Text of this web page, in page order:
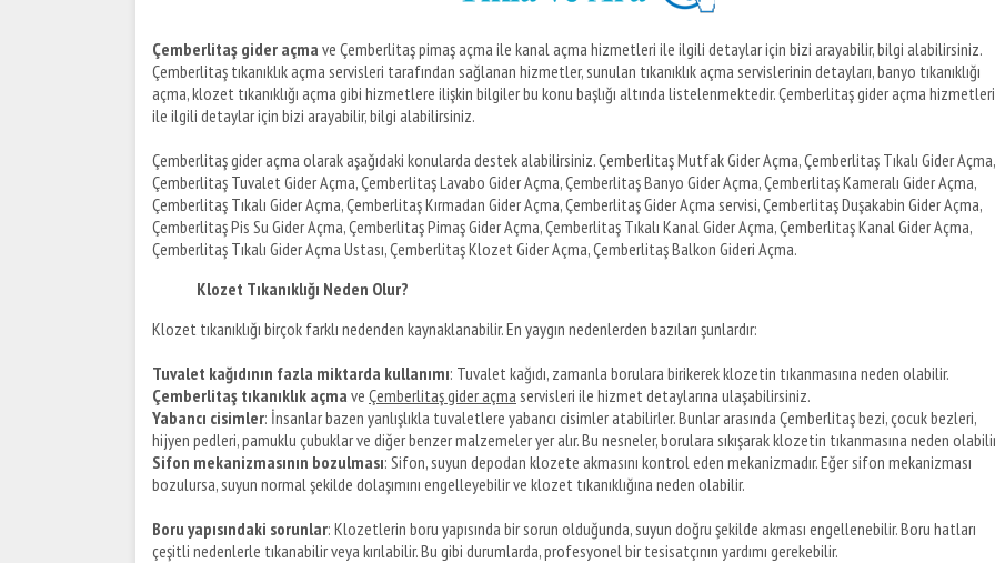
Çemberlitaş gider açma ve Çemberlitaş pimaş açma ile kanal açma hizmetleri ile ilgili detaylar için bizi arayabilir, bilgi alabilirsiniz.
Çemberlitaş tıkanıklık açma servisleri tarafından sağlanan hizmetler, sunulan tıkanıklık açma servislerinin detayları, banyo tıkanıklığı
açma, klozet tıkanıklığı açma gibi hizmetlere ilişkin bilgiler bu konu başlığı altında listelenmektedir. Çemberlitaş gider açma hizmetleri
ile ilgili detaylar için bizi arayabilir, bilgi alabilirsiniz.
Çemberlitaş gider açma olarak aşağıdaki konularda destek alabilirsiniz. Çemberlitaş Mutfak Gider Açma, Çemberlitaş Tıkalı Gider Açma,
Çemberlitaş Tuvalet Gider Açma, Çemberlitaş Lavabo Gider Açma, Çemberlitaş Banyo Gider Açma, Çemberlitaş Kameralı Gider Açma,
Çemberlitaş Tıkalı Gider Açma, Çemberlitaş Kırmadan Gider Açma, Çemberlitaş Gider Açma servisi, Çemberlitaş Duşakabin Gider Açma,
Çemberlitaş Pis Su Gider Açma, Çemberlitaş Pimaş Gider Açma, Çemberlitaş Tıkalı Kanal Gider Açma, Çemberlitaş Kanal Gider Açma,
Çemberlitaş Tıkalı Gider Açma Ustası, Çemberlitaş Klozet Gider Açma, Çemberlitaş Balkon Gideri Açma.
Klozet Tıkanıklığı Neden Olur?
Klozet tıkanıklığı birçok farklı nedenden kaynaklanabilir. En yaygın nedenlerden bazıları şunlardır:
Tuvalet kağıdının fazla miktarda kullanımı: Tuvalet kağıdı, zamanla borulara birikerek klozetin tıkanmasına neden olabilir.
Çemberlitaş tıkanıklık açma ve Çemberlitaş gider açma servisleri ile hizmet detaylarına ulaşabilirsiniz.
Yabancı cisimler: İnsanlar bazen yanlışlıkla tuvaletlere yabancı cisimler atabilirler. Bunlar arasında Çemberlitaş bezi, çocuk bezleri,
hijyen pedleri, pamuklu çubuklar ve diğer benzer malzemeler yer alır. Bu nesneler, borulara sıkışarak klozetin tıkanmasına neden
Sifon mekanizmasının bozulması: Sifon, suyun depodan klozete akmasını kontrol eden mekanizmadır. Eğer sifon mekanizması
bozulursa, suyun normal şekilde dolaşımını engelleyebilir ve klozet tıkanıklığına neden olabilir.
Boru yapısındaki sorunlar: Klozetlerin boru yapısında bir sorun olduğunda, suyun doğru şekilde akması engellenebilir. Boru hatları
çeşitli nedenlerle tıkanabilir veya kırılabilir. Bu gibi durumlarda, profesyonel bir tesisatçının yardımı gerekebilir.